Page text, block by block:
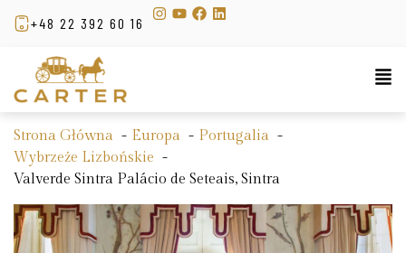
+48 22 392 60 16
Strona Główna Europa
Portugalia
Wybrzeże Lizbońskie
Valverde Sintra Palácio de Seteais, Sintra